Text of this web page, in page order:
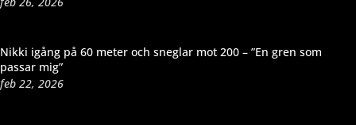
Nikki igång på 60 meter och sneglar mot 200 – ”En gren som
passar mig”
feb 22, 2026